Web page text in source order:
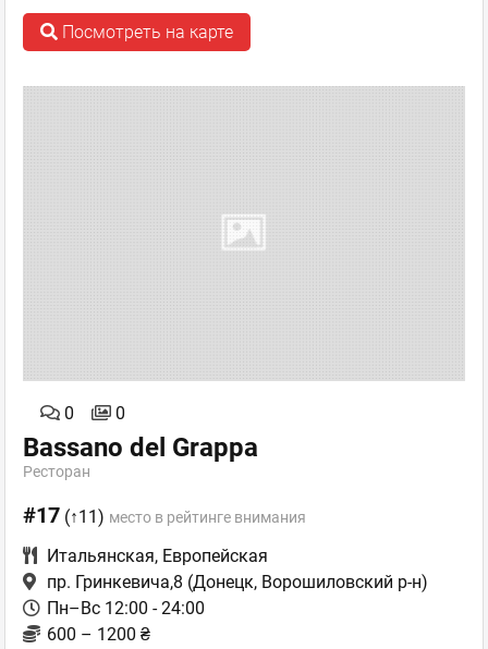
Посмотреть на карте
0 0
Bassano del Grappa
Ресторан
#17 (↑11) место в рейтинге внимания
Итальянская, Европейская
пр. Гринкевича,8 (Донецк, Ворошиловский р-н)
Пн–Вс 12:00 - 24:00
600 – 1200 ₴